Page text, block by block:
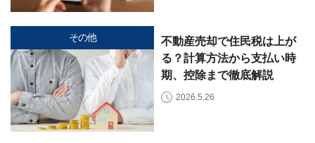
💬
の
声
ご
依
頼
い
た
その他
不動産売却で住民税は上が
る？計算方法から支払い時
期、控除まで徹底解説
2026.5.26